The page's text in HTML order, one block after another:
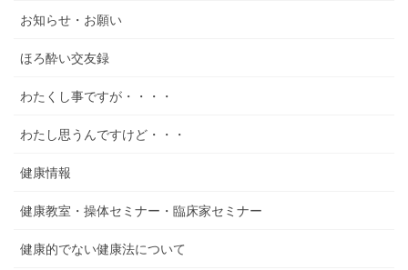
お知らせ・お願い
ほろ酔い交友録
わたくし事ですが・・・・
わたし思うんですけど・・・
健康情報
健康教室・操体セミナー・臨床家セミナー
健康的でない健康法について